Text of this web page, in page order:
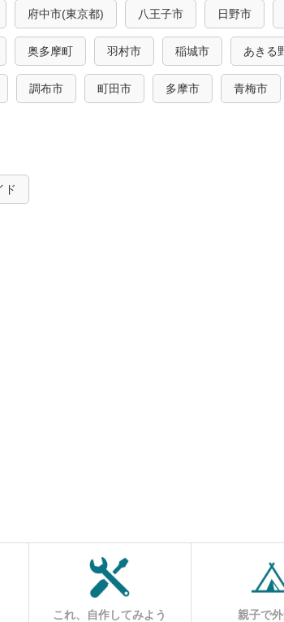
府中市(東京都) 八王子市 日野市
奥多摩町 羽村市 稲城市 あきる
調布市 町田市 多摩市 青梅市
ド
これ、自作してみよう 親子で